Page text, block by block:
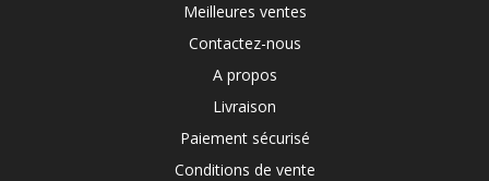
Meilleures ventes
Contactez-nous
A propos
Livraison
Paiement sécurisé
Conditions de vente